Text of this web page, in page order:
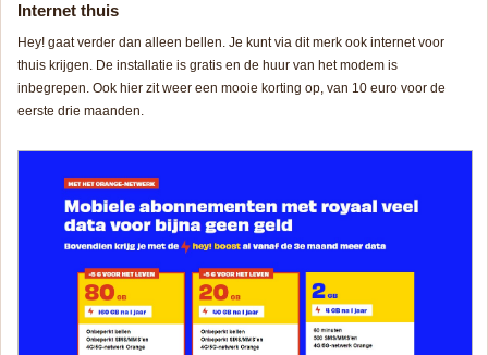
Internet thuis
Hey! gaat verder dan alleen bellen. Je kunt via dit merk ook internet voor
thuis krijgen. De installatie is gratis en de huur van het modem is
inbegrepen. Ook hier zit weer een mooie korting op, van 10 euro voor de
eerste drie maanden.